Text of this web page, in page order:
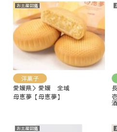
お土産図鑑
洋菓子
愛媛県＞愛媛 全域
母恵夢【母恵夢】
お土産図鑑